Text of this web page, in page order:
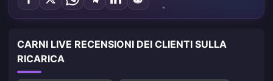
CARNI LIVE RECENSIONI DEI CLIENTI SULLA
RICARICA